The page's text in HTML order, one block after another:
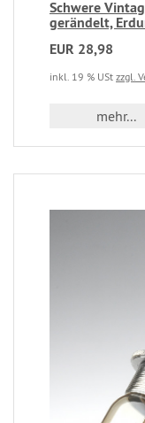
Schwere
gerändelt,
EUR 28,98
inkl. 19 % USt zzgl.
mehr...